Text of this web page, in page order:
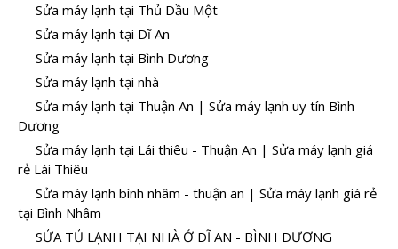
Sửa máy lạnh tại Thủ Dầu Một
Sửa máy lạnh tại Dĩ An
Sửa máy lạnh tại Bình Dương
Sửa máy lạnh tại nhà
Sửa máy lạnh tại Thuận An | Sửa máy lạnh uy tín Bình
Dương
Sửa máy lạnh tại Lái thiêu - Thuận An | Sửa máy lạnh giá
rẻ Lái Thiêu
Sửa máy lạnh bình nhâm - thuận an | Sửa máy lạnh giá rẻ
tại Bình Nhâm
SỬA TỦ LẠNH TẠI NHÀ Ở DĨ AN - BÌNH DƯƠNG